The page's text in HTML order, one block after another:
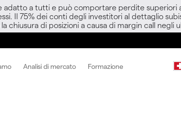
a tutti e può comportare perdite superiori
Il 75% dei conti degli investitori al dettaglio
chiusura di posizioni a causa di margin call negli
Analisi di mercato Formazione